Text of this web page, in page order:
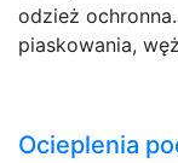
odzież
piaskowania,
Ocieplenia